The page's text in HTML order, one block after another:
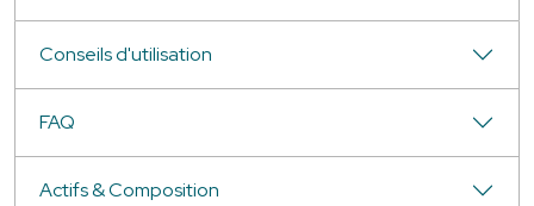
Conseils d'utilisation
FAQ
Actifs & Composition